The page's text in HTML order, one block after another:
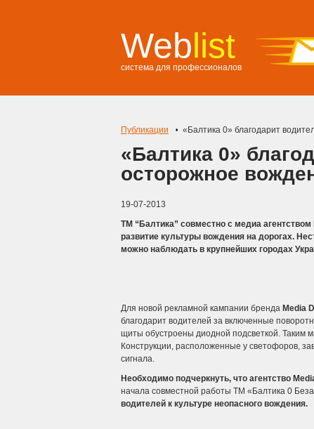
Weblist
система для профессионалов
Публикации «Балтика 0» благодарит
«Балтика 0»
осторожное
19-07-2013
ТМ “Балтика” совместно с медиа агентством
развитие культуры вождения на дорогах.
можно наблюдать в крупнейших городах
Для новой рекламной кампании бренда Media
благодарит водителей за включенные
щиты обустроены диодной подсветкой. Таким
Конструкции, расположенные у светофоров,
сигнала.
Необходимо подчеркнуть, что агентство
начала совместной работы ТМ «Балтика 0
водителей к культуре неопасного вождения.